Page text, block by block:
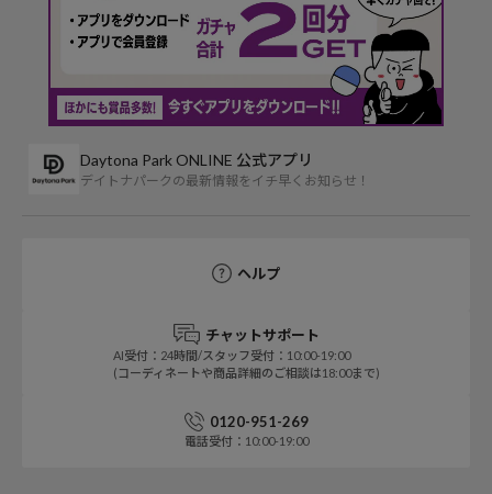
Daytona Park ONLINE 公式アプリ
デイトナパークの最新情報をイチ早くお知らせ！
ヘルプ
チャットサポート
AI受付：24時間/スタッフ受付：10:00-19:00
(コーディネートや商品詳細のご相談は18:00まで)
0120-951-269
電話受付：10:00-19:00